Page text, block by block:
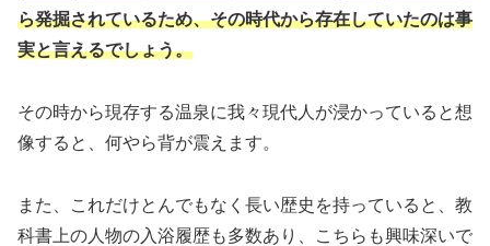
ら発掘されているため、その時代から存在していたのは事
実と言えるでしょう。
その時から現存する温泉に我々現代人が浸かっていると想
像すると、何やら背が震えます。
また、これだけとんでもなく長い歴史を持っていると、教
科書上の人物の入浴履歴も多数あり、こちらも興味深いで